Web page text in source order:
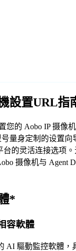
設置URL指
您的 Aobo IP 摄像
量身定制的设置向
台的灵活连接选项
摄像机与 Agent
*
容軟體
AI 驅動監控軟體，